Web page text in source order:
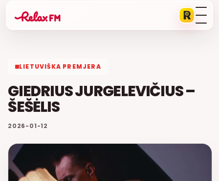
LIETUVIŠKA PREMJERA
GIEDRIUS JURGELEVIČIUS –
ŠEŠĖLIS
2026-01-12